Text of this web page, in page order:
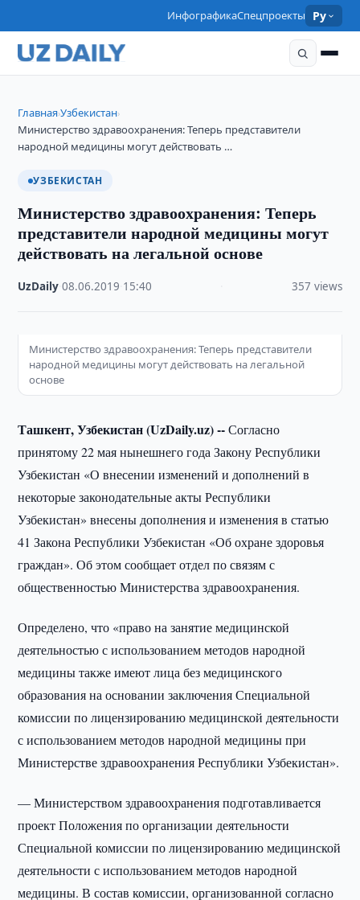
ИнфографикаСпецпроекты Ру
Главная›Узбекистан›
Министерство здравоохранения: Теперь представители
народной медицины могут действовать …
УЗБЕКИСТАН
Министерство здравоохранения: Теперь
представители народной медицины могут
действовать на легальной основе
UzDaily ·08.06.2019 15:40 357 views
Министерство здравоохранения: Теперь представители
народной медицины могут действовать на легальной
основе
Ташкент, Узбекистан (UzDaily.uz) --Согласно
принятому 22 мая нынешнего года Закону Республики
Узбекистан «О внесении изменений и дополнений в
некоторые законодательные акты Республики
Узбекистан» внесены дополнения и изменения в статью
41 Закона Республики Узбекистан «Об охране здоровья
граждан». Об этом сообщает отдел по связям с
общественностью Министерства здравоохранения.
Определено, что «право на занятие медицинской
деятельностью с использованием методов народной
медицины также имеют лица без медицинского
образования на основании заключения Специальной
комиссии по лицензированию медицинской деятельности
с использованием методов народной медицины при
Министерстве здравоохранения Республики Узбекистан».
— Министерством здравоохранения подготавливается
проект Положения по организации деятельности
Специальной комиссии по лицензированию медицинской
деятельности с использованием методов народной
медицины. В состав комиссии, организованной согласно